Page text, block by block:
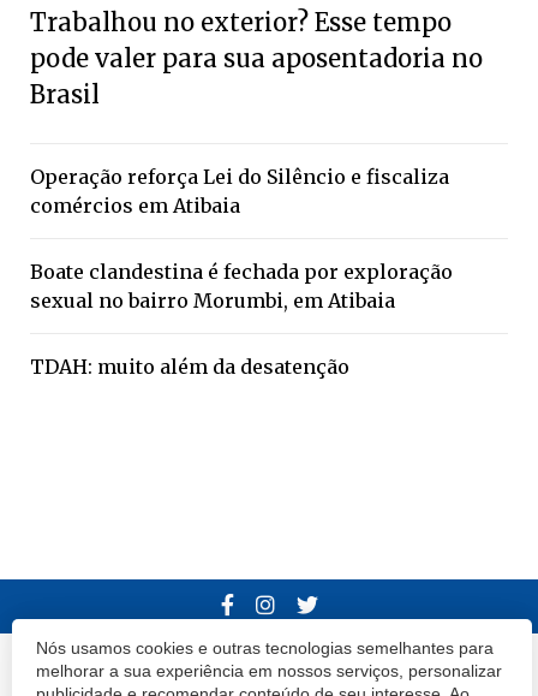
Nós usamos cookies e outras tecnologias semelhantes para
melhorar a sua experiência em nossos serviços, personalizar
Trabalhou no exterior? Esse tempo
pode valer para sua aposentadoria no
Brasil
Operação reforça Lei do Silêncio e fiscaliza
comércios em Atibaia
Boate clandestina é fechada por exploração
sexual no bairro Morumbi, em Atibaia
TDAH: muito além da desatenção
© 2020 Atibaia Hoje. Todos os direitos reservados.Desenvolvido por